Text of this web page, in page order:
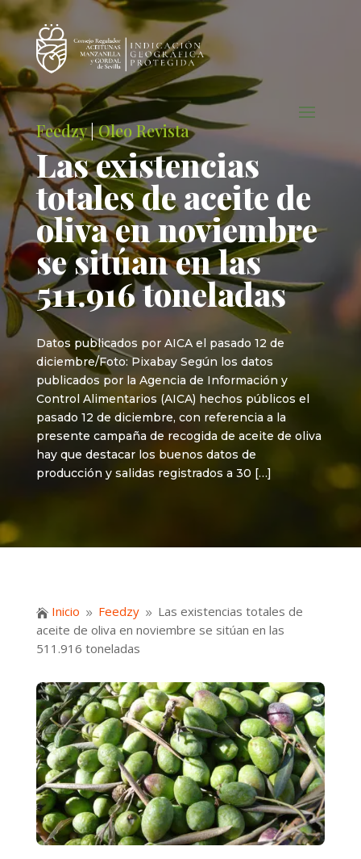
Feedzy|Oleo Revista
Las existencias
totales de aceite de
oliva en noviembre
se sitúan en las
511.916 toneladas
Datos publicados por AICA el pasado 12 de
diciembre/Foto: Pixabay Según los datos
publicados por la Agencia de Información y
Control Alimentarios (AICA) hechos públicos el
pasado 12 de diciembre, con referencia a la
presente campaña de recogida de aceite de oliva
hay que destacar los buenos datos de
producción y salidas registrados a 30 […]
 Inicio 9 Feedzy 9 Las existencias totales de
aceite de oliva en noviembre se sitúan en las
511.916 toneladas